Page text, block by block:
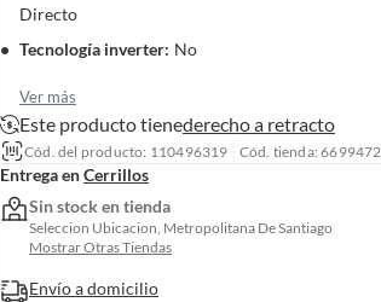
Directo
Tecnología inverter: No
Ver más
Este producto tienederecho a retracto
Cód. del producto: 110496319 Cód. tienda: 6699472
Entrega enCerrillos
Sin stock en tienda
Seleccion Ubicacion, Metropolitana De Santiago
Mostrar Otras Tiendas
Envío a domicilio